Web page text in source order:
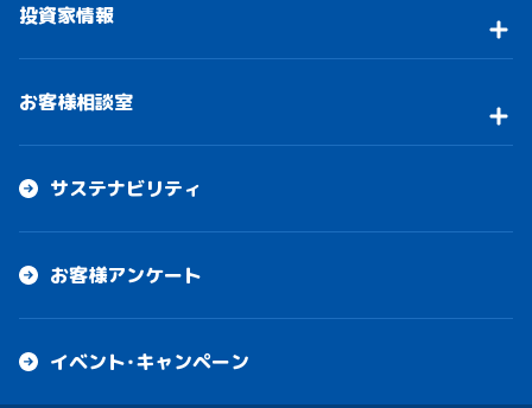
投資家情報
お客様相談室
サステナビリティ
お客様アンケート
イベント・キャンペーン